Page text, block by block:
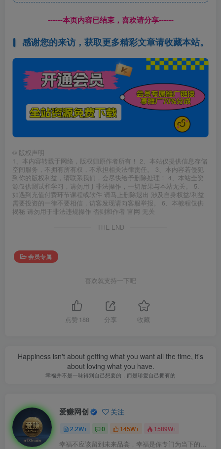
------本页内容已结束，喜欢请分享------
感谢您的来访，获取更多精彩文章请收藏本站。
© 版权声明
1、本内容转载于网络，版权归原作者所有！ 2、本站仅提供信息存储
空间服务，不拥有所有权，不承担相关法律责任。 3、本内容若侵犯
到你的版权利益，请联系我们，会尽快给予删除处理！ 4、本站全资
源仅供测试和学习，请勿用于非法操作，一切后果与本站无关。 5、
如遇到充值付费环节课程或软件 请马上删除退出 涉及自身权益/利益
需要投资的一律不要相信，访客发现请向客服举报。 6、本教程仅供
揭秘 请勿用于非法违规操作 否则和作者 官网 无关
THE END
会员专属
喜欢就支持一下吧
点赞 188 分享 收藏
Happiness isn't about getting what you want all the time, it's
about loving what you have.
幸福并不是一味得到自己想要的，而是珍爱自己拥有的
爱赚网创 关注
2.2W+ 0 145W+ 1589W+
幸福不应该留到未来品尝，幸福是你专门为当下的自己所准备的